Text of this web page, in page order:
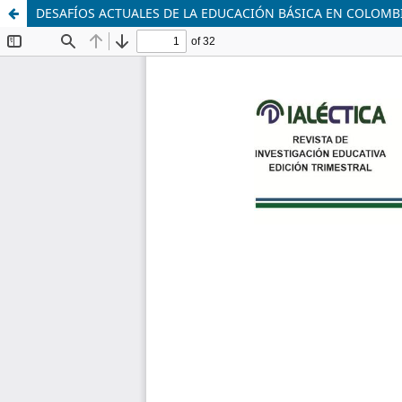
DESAFÍOS ACTUALES DE LA EDUCACIÓN BÁSICA EN